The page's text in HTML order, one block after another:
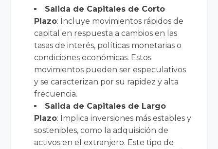
Salida de Capitales de Corto
Plazo: Incluye movimientos rápidos de
capital en respuesta a cambios en las
tasas de interés, políticas monetarias o
condiciones económicas. Estos
movimientos pueden ser especulativos
y se caracterizan por su rapidez y alta
frecuencia.
Salida de Capitales de Largo
Plazo: Implica inversiones más estables y
sostenibles, como la adquisición de
activos en el extranjero. Este tipo de